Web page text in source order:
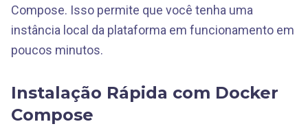
Compose. Isso permite que você tenha uma
instância local da plataforma em funcionamento em
poucos minutos.
Instalação Rápida com Docker
Compose